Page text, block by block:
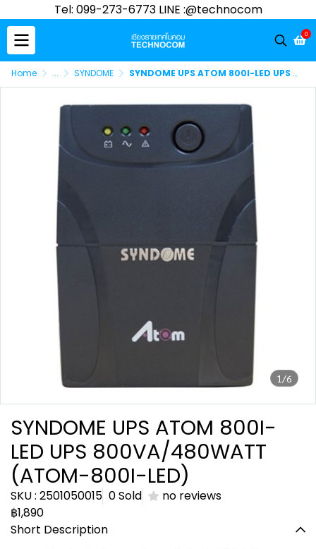
Tel: 099-273-6773 LINE :@technocom
0
Home ... SYNDOME SYNDOME UPS ATOM 800I-LED UPS 800VA/480WATT (ATOM-800I-LED)
1/6
SYNDOME UPS ATOM 800I-
LED UPS 800VA/480WATT
(ATOM-800I-LED)
SKU : 2501050015 0 Sold
no reviews
฿1,890
Short Description